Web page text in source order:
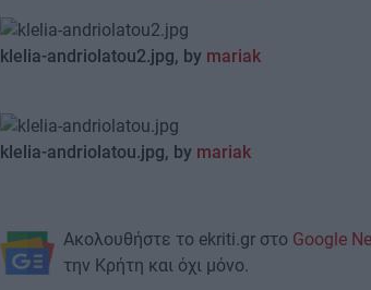
klelia-andriolatou2.jpg, by mariak
klelia-andriolatou.jpg, by mariak
Ακολουθήστε το ekriti.gr στο Google
την Κρήτη και όχι μόνο.